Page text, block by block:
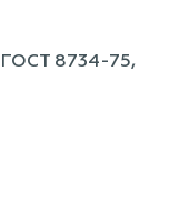
ГОСТ 8734-75,